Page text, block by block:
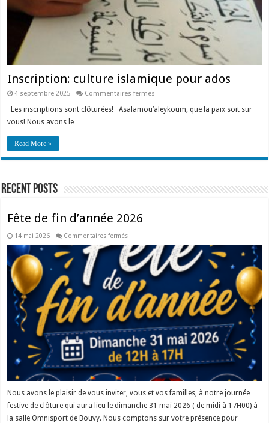
Inscription: culture islamique pour ados
4 septembre 2025 Commentaires fermés
culture
Les inscriptions sont clôturées! Asalamou’aleykoum, que la paix soit sur
vous! Nous avons le …
Read More »
Recent Posts
Fête de fin d’année 2026
14 mai 2026 Commentaires ferméssur
de
fin
d’année
2026
Nous avons le plaisir de vous inviter, vous et vos familles, à notre journée
festive de clôture qui aura lieu le dimanche 31 mai 2026 ( de midi à 17H00) à
la salle Omnisport de Bouvy. Nous comptons sur votre présence pour